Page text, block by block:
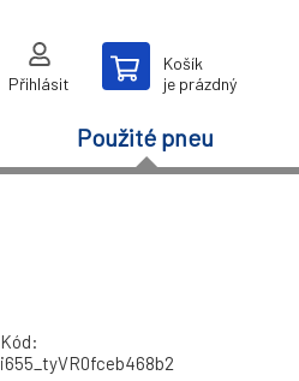
Přihlásit
Košík
je prázdný
Použité pneu
Kód:
i655_tyVR0fceb468b2